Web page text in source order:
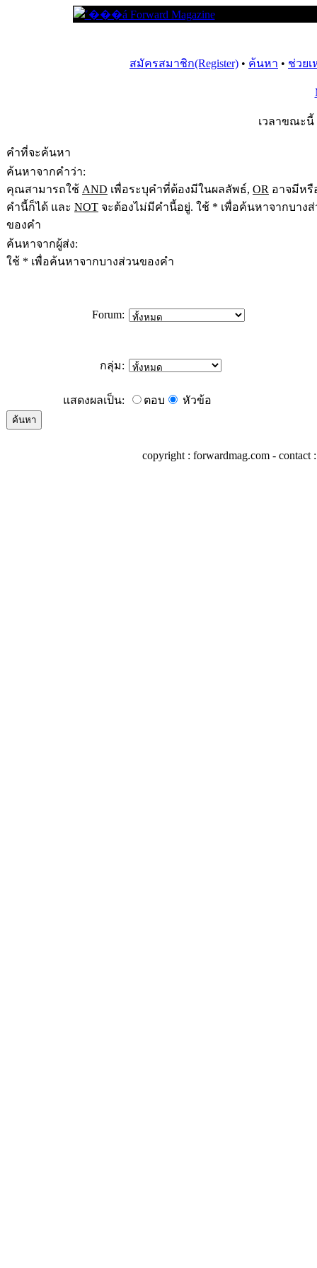
สมัครสมาชิก(Register) • ค้นหา • ช่วยเ
เวลาขณะนี้
คำที่จะค้นหา
ค้นหาจากคำว่า:
คุณสามารถใช้ AND เพื่อระบุคำที่ต้องมีในผลลัพธ์, OR อาจมีหรื
คำนี้ก็ได้ และ NOT จะต้องไม่มีคำนี้อยู่. ใช้ * เพื่อค้นหาจากบาง
ของคำ
ค้นหาจากผู้ส่ง:
ใช้ * เพื่อค้นหาจากบางส่วนของคำ
Forum:
กลุ่ม:
แสดงผลเป็น: ตอบ หัวข้อ
copyright : forwardmag.com - contact